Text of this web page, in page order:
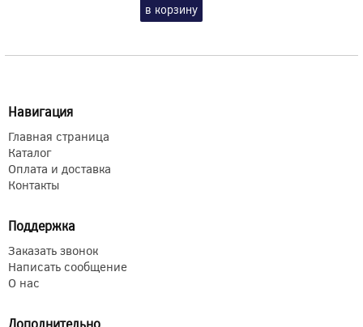
в корзину
Навигация
Главная страница
Каталог
Оплата и доставка
Контакты
Поддержка
Заказать звонок
Написать сообщение
О нас
Дополнительно